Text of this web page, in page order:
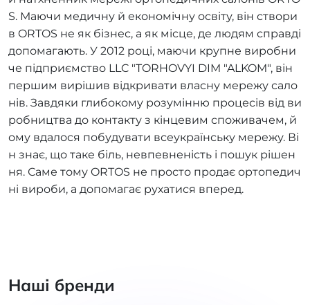
S. Маючи медичну й економічну освіту, він створи
в ORTOS не як бізнес, а як місце, де людям справді
допомагають. У 2012 році, маючи крупне виробни
че підприємство LLC "TORHOVYI DIM "ALKOM", він
першим вирішив відкривати власну мережу сало
нів. Завдяки глибокому розумінню процесів від ви
робництва до контакту з кінцевим споживачем, й
ому вдалося побудувати всеукраїнську мережу. Ві
н знає, що таке біль, невпевненість і пошук рішен
ня. Саме тому ORTOS не просто продає ортопедич
ні вироби, а допомагає рухатися вперед.
Наші бренди